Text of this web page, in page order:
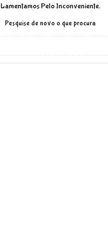
Lamentamos Pelo Inconveniente.
Pesquise de novo o que procura